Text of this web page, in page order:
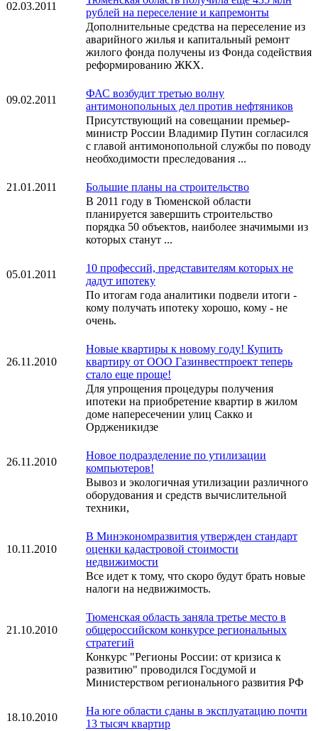
02.03.2011
рублей на переселение и капремонты
Дополнительные средства на переселение из
аварийного жилья и капитальный ремонт
жилого фонда получены из Фонда содействия
реформированию ЖКХ.
09.02.2011
ФАС возбудит третью волну
антимонопольных дел против нефтяников
Присутствующий на совещании премьер-
министр России Владимир Путин согласился
с главой антимонопольной службы по поводу
необходимости преследования ...
21.01.2011
Большие планы на строительство
В 2011 году в Тюменской области
планируется завершить строительство
порядка 50 объектов, наиболее значимыми из
которых станут ...
05.01.2011
10 профессий, представителям которых не
дадут ипотеку
По итогам года аналитики подвели итоги -
кому получать ипотеку хорошо, кому - не
очень.
26.11.2010
Новые квартиры к новому году! Купить
квартиру от ООО Газинвестпроект теперь
стало еще проще!
Для упрощения процедуры получения
ипотеки на приобретение квартир в жилом
доме напересечении улиц Сакко и
Ордженикидзе
26.11.2010
Новое подразделение по утилизации
компьютеров!
Вывоз и экологичная утилизации различного
оборудования и средств вычислительной
техники,
10.11.2010
В Минэкономразвития утвержден стандарт
оценки кадастровой стоимости
недвижимости
Все идет к тому, что скоро будут брать новые
налоги на недвижимость.
21.10.2010
Тюменская область заняла третье место в
общероссийском конкурсе региональных
стратегий
Конкурс "Регионы России: от кризиса к
развитию" проводился Госдумой и
Министерством регионального развития РФ
18.10.2010
На юге области сданы в эксплуатацию почти
13 тысяч квартир